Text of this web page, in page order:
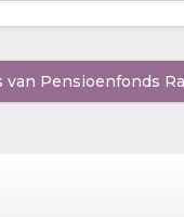
van Pensioenfonds